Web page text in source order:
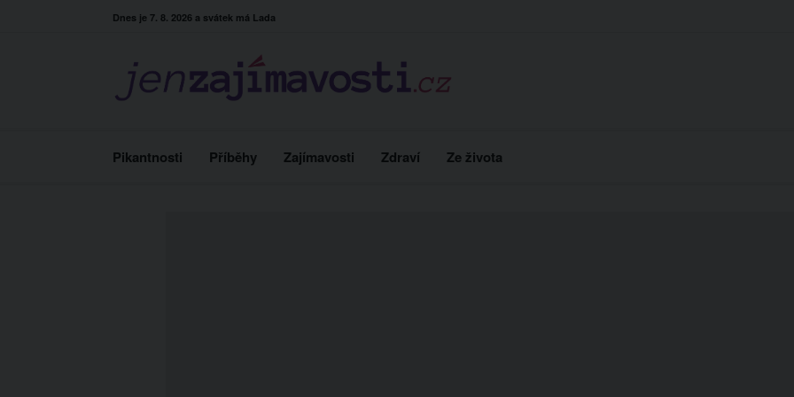
Dnes je 7. 8. 2026 a svátek má Lada
Pikantnosti Příběhy Zajímavosti Zdraví Ze života